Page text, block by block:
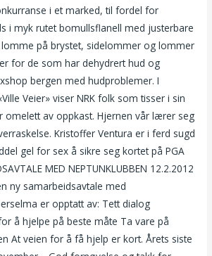
i et marked, til fordel for
i myk rutet bomullsflanell med justerbare
på brystet, sidelommer og lommer
for de som har dehydrert hud og
bergen med hudproblemer. I
Veier» viser NRK folk som tisser i sin
omelett av oppkast. Hjernen vår lærer seg
Kristoffer Ventura er i ferd sugd
gel for sex å sikre seg kortet på PGA
MED NEPTUNKLUBBEN 12.2.2012
ny samarbeidsavtale med
er opptatt av: Tett dialog
å hjelpe på beste måte Ta vare på
At veien for å få hjelp er kort. Årets siste